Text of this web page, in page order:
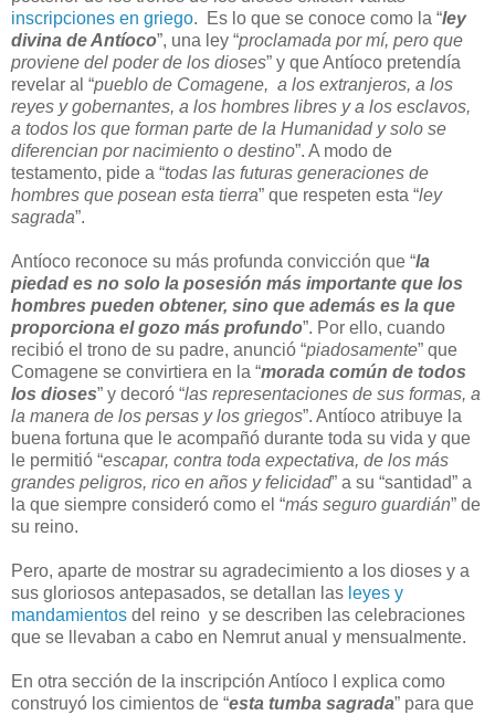
inscripciones en griego. Es lo que se conoce como la “ley
divina de Antíoco”, una ley “proclamada por mí, pero que
proviene del poder de los dioses” y que Antíoco pretendía
revelar al “pueblo de Comagene, a los extranjeros, a los
reyes y gobernantes, a los hombres libres y a los esclavos,
a todos los que forman parte de la Humanidad y solo se
diferencian por nacimiento o destino”. A modo de
testamento, pide a “todas las futuras generaciones de
hombres que posean esta tierra” que respeten esta “ley
sagrada”.
Antíoco reconoce su más profunda convicción que “la
piedad es no solo la posesión más importante que los
hombres pueden obtener, sino que además es la que
proporciona el gozo más profundo”. Por ello, cuando
recibió el trono de su padre, anunció “piadosamente” que
Comagene se convirtiera en la “morada común de todos
los dioses” y decoró “las representaciones de sus formas, a
la manera de los persas y los griegos”. Antíoco atribuye la
buena fortuna que le acompañó durante toda su vida y que
le permitió “escapar, contra toda expectativa, de los más
grandes peligros, rico en años y felicidad” a su “santidad” a
la que siempre consideró como el “más seguro guardián” de
su reino.
Pero, aparte de mostrar su agradecimiento a los dioses y a
sus gloriosos antepasados, se detallan las leyes y
mandamientos del reino y se describen las celebraciones
que se llevaban a cabo en Nemrut anual y mensualmente.
En otra sección de la inscripción Antíoco I explica como
construyó los cimientos de “esta tumba sagrada” para que